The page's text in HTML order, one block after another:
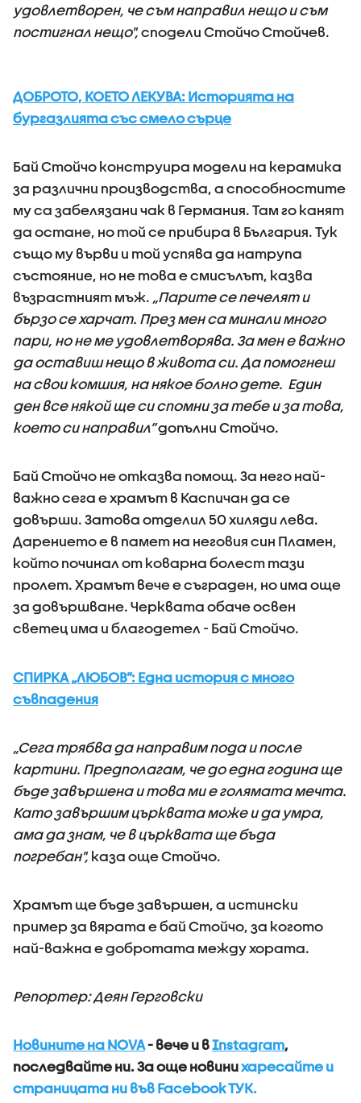
удовлетворен, че съм направил нещо и съм
постигнал нещо",сподели Стойчо Стойчев.
ДОБРОТО, КОЕТО ЛЕКУВА: Историята на
бургазлията със смело сърце
Бай Стойчо конструира модели на керамика
за различни производства, а способностите
му са забелязани чак в Германия. Там го канят
да остане, но той се прибира в България. Тук
също му върви и той успява да натрупа
състояние, но не това е смисълът, казва
възрастният мъж. „Парите се печелят и
бързо се харчат. През мен са минали много
пари, но не ме удовлетворява. За мен е важно
да оставиш нещо в живота си. Да помогнеш
на свои комшия, на някое болно дете. Един
ден все някой ще си спомни за тебе и за това,
което си направил”допълни Стойчо.
Бай Стойчо не отказва помощ. За него най-
важно сега е храмът в Каспичан да се
довърши. Затова отделил 50 хиляди лева.
Дарението е в памет на неговия син Пламен,
който починал от коварна болест тази
пролет. Храмът вече е съграден, но има още
за довършване. Черквата обаче освен
светец има и благодетел - Бай Стойчо.
СПИРКА „ЛЮБОВ”: Една история с много
съвпадения
„Сега трябва да направим пода и после
картини. Предполагам, че до една година ще
бъде завършена и това ми е голямата мечта.
Като завършим църквата може и да умра,
ама да знам, че в църквата ще бъда
погребан", каза още Стойчо.
Храмът ще бъде завършен, а истински
пример за вярата е бай Стойчо, за когото
най-важна е добротата между хората.
Репортер: Деян Герговски
Новините на NOVA- вече и вInstagram,
последвайте ни.За още новинихаресайте и
страницата ни във Facebook ТУК.